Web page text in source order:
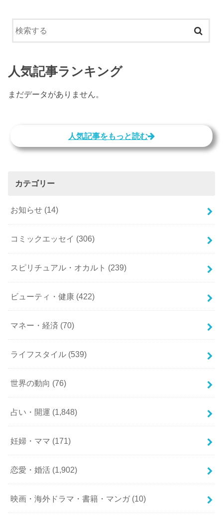
人気記事ランキング
まだデータがありません。
人気記事をもっと読む
カテゴリー
お知らせ (14)
コミックエッセイ (306)
スピリチュアル・オカルト (239)
ビューティ・健康 (422)
マネー・経済 (70)
ライフスタイル (539)
世界の動向 (76)
占い・開運 (1,848)
妊婦・ママ (171)
恋愛・婚活 (1,902)
映画・海外ドラマ・書籍・マンガ (10)